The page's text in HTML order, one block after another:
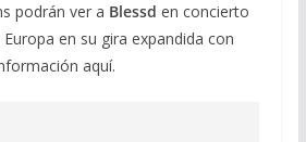
podrán ver a Blessd en concierto
en su gira expandida con
aquí.